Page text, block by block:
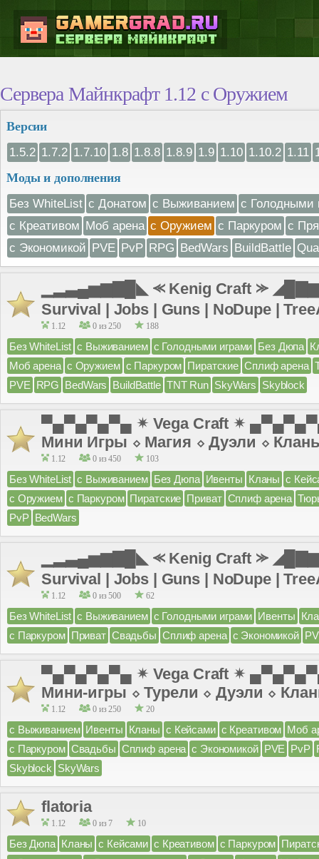
Сервера Майнкрафт 1.12 с Оружием
Версии
1.5.2 1.7.2 1.7.10 1.8 1.8.8 1.8.9 1.9 1.10 1.10.2 1.11
Моды и дополнения
Без WhiteList с Донатом с Выживанием с Голодными
с Креативом Моб арена с Оружием с Паркуром с
с Экономикой PVE PvP RPG BedWars BuildBattle
▁▂▃▄▅▆▇█◣ ⪻ Kenig Craft ⪼
Survival | Jobs | Guns | NoDupe |
1.12 0 из 250 188
Без WhiteList с Выживанием с Голодными играми Без Дюпа
Моб арена с Оружием с Паркуром Пиратские Сплиф арена
PVE RPG BedWars BuildBattle TNT Run SkyWars Skyblock
▀▄▀▄▀▄▀▄ ✴ Vega Craft ✴
Мини Игры ⬦ Магия ⬦ Дуэли ⬦
1.12 0 из 450 103
Без WhiteList с Выживанием Без Дюпа Ивенты Кланы с
с Оружием с Паркуром Пиратские Приват Сплиф арена
PvP BedWars
▁▂▃▄▅▆▇█◣ ⪻ Kenig Craft ⪼
Survival | Jobs | Guns | NoDupe |
1.12 0 из 500 62
Без WhiteList с Выживанием с Голодными играми Ивенты
с Паркуром Приват Свадьбы Сплиф арена с Экономикой
▀▄▀▄▀▄▀▄ ✴ Vega Craft ✴
Мини-игры ⬦ Турели ⬦ Дуэли ⬦
1.12 0 из 250 20
с Выживанием Ивенты Кланы с Кейсами с Креативом Моб
с Паркуром Свадьбы Сплиф арена с Экономикой PVE PvP
Skyblock SkyWars
flatoria
1.12 0 из 7 10
Без Дюпа Кланы с Кейсами с Креативом с Паркуром